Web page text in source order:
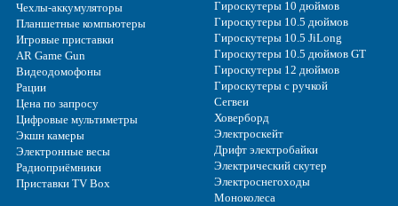
Чехлы-аккумуляторы
Планшетные компьютеры
Игровые приставки
AR Game Gun
Видеодомофоны
Рации
Цена по запросу
Цифровые мультиметры
Экшн камеры
Электронные весы
Радиоприёмники
Приставки TV Box
Гироскутеры 10 дюймов
Гироскутеры 10.5 дюймов
Гироскутеры 10.5 JiLong
Гироскутеры 10.5 дюймов GT
Гироскутеры 12 дюймов
Гироскутеры с ручкой
Сегвеи
Ховерборд
Электроскейт
Дрифт электробайки
Электрический скутер
Электроснегоходы
Моноколеса